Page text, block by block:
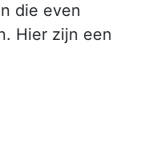
die even
Hier zijn een